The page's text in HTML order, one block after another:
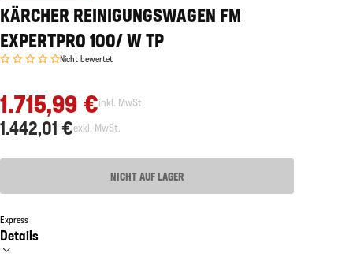
KÄRCHER REINIGUNGSWAGEN FM
EXPERTPRO 100/ W TP
Nicht bewertet
1.715,99 €inkl. MwSt.
1.442,01 €exkl. MwSt.
NICHT AUF LAGER
Express
Details